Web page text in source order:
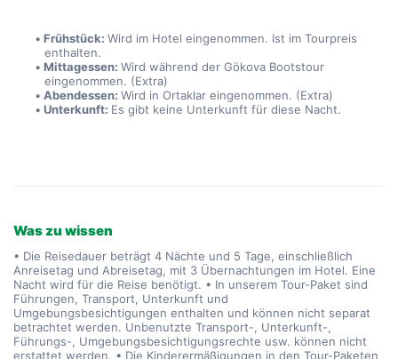
Frühstück: Wird im Hotel eingenommen. Ist im Tourpreis
enthalten.
Mittagessen: Wird während der Gökova Bootstour
eingenommen. (Extra)
Abendessen: Wird in Ortaklar eingenommen. (Extra)
Unterkunft: Es gibt keine Unterkunft für diese Nacht.
Was zu wissen
• Die Reisedauer beträgt 4 Nächte und 5 Tage, einschließlich
Anreisetag und Abreisetag, mit 3 Übernachtungen im Hotel. Eine
Nacht wird für die Reise benötigt. • In unserem Tour-Paket sind
Führungen, Transport, Unterkunft und
Umgebungsbesichtigungen enthalten und können nicht separat
betrachtet werden. Unbenutzte Transport-, Unterkunft-,
Führungs-, Umgebungsbesichtigungsrechte usw. können nicht
erstattet werden. • Die Kinderermäßigungen in den Tour-Paketen